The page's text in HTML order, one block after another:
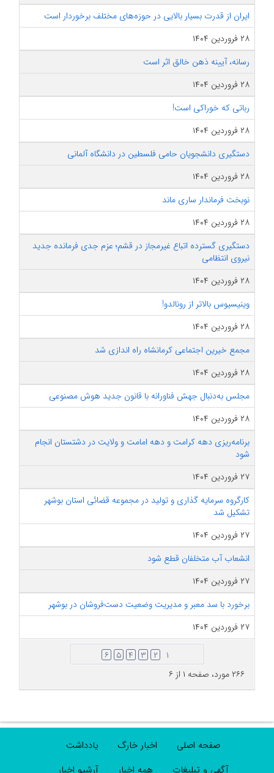
ایران از قدرت بسیار بالایی در حوزه‌های مختلف برخوردار است
۲۸ فروردین ۱۴۰۴
رسانه، آیینه‌ ذهن خالق اثر است
۲۸ فروردین ۱۴۰۴
رباتی که خوراکی است!
۲۸ فروردین ۱۴۰۴
دستگیری دانشجویان حامی فلسطین در دانشگاه‌ آلمانی
۲۸ فروردین ۱۴۰۴
نوبخت فرماندار ساری ماند
۲۸ فروردین ۱۴۰۴
دستگیری گسترده اتباع غیرمجاز در قشم؛ عزم جدی فرمانده جدید
نیروی انتظامی
۲۸ فروردین ۱۴۰۴
وینیسیوس بالاتر از رونالدو!
۲۸ فروردین ۱۴۰۴
مجمع خیرین اجتماعی کرمانشاه راه اندازی شد
۲۸ فروردین ۱۴۰۴
مجلس به‌دنبال جهش فناورانه با قانون جدید هوش مصنوعی
۲۸ فروردین ۱۴۰۴
برنامه‌ریزی دهه کرامت و دهه امامت و ولایت در دشتستان انجام
شود
۲۷ فروردین ۱۴۰۴
کارگروه سرمایه گذاری و تولید در مجموعه قضائی استان بوشهر
تشکیل شد
۲۷ فروردین ۱۴۰۴
انشعاب آب متخلفان قطع شود
۲۷ فروردین ۱۴۰۴
برخورد با سد معبر و مدیریت وضعیت دست‌فروشان در بوشهر
۲۷ فروردین ۱۴۰۴
۱ ۲ ۳ ۴ ۵
۶
۲۶۶ مورد، صفحه ۱ از ۶
صفحه اصلی اخبار خارگ
یادداشت
آگهی و تبلیغات
همه اخبار آرشیو اخبار